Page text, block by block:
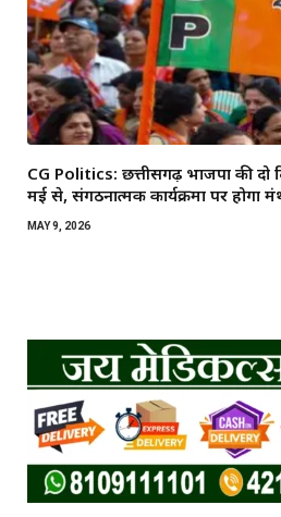
CG Politics: छत्तीसगढ़ भाजपा की दो
मई से, संगठनात्मक कार्यक्रमों पर होगा
MAY 9, 2026